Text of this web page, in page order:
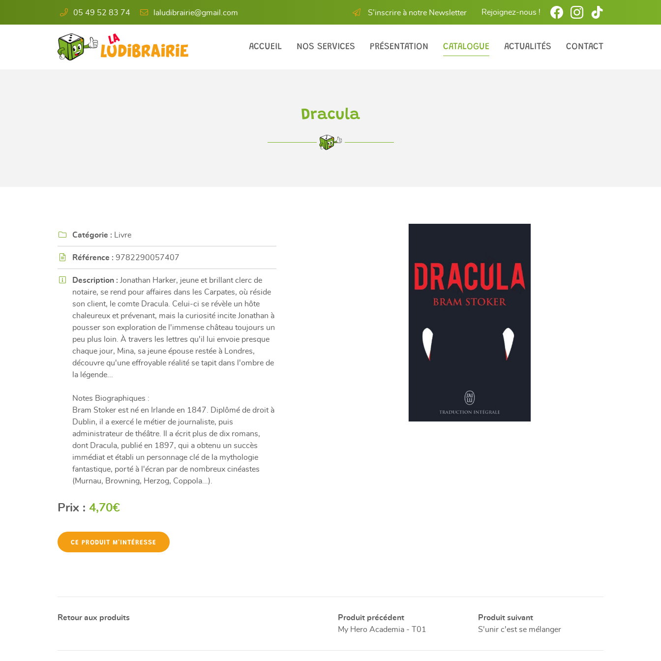
05 49 52 83 74 S’inscrire à notre Newsletter Rejoignez-nous !
ACCUEIL NOS SERVICES PRÉSENTATION CATALOGUE ACTUALITÉS CONTACT
86000 Poitiers
05 49 52 83 74
le formulaire de désinscription
INSCRIPTION
Dracula
 Catégorie : Livre
 Référence : 9782290057407
 Description : Jonathan Harker, jeune et brillant clerc de
notaire, se rend pour affaires dans les Carpates, où réside
son client, le comte Dracula. Celui-ci se révèle un hôte
chaleureux et prévenant, mais la curiosité incite Jonathan à
pousser son exploration de l'immense château toujours un
peu plus loin. À travers les lettres qu'il lui envoie presque
chaque jour, Mina, sa jeune épouse restée à Londres,
découvre qu'une effroyable réalité se tapit dans l'ombre de
la légende...
Notes Biographiques :
Bram Stoker est né en Irlande en 1847. Diplômé de droit à
Dublin, il a exercé le métier de journaliste, puis
administrateur de théâtre. Il a écrit plus de dix romans,
dont Dracula, publié en 1897, qui a obtenu un succès
immédiat et établi un personnage clé de la mythologie
fantastique, porté à l'écran par de nombreux cinéastes
(Murnau, Browning, Herzog, Coppola...).
Prix : 4,70€
CE PRODUIT M'INTÉRESSE
Retour aux produits
Produit précédent
My Hero Academia - T01
Produit suivant
S'unir c'est se mélanger